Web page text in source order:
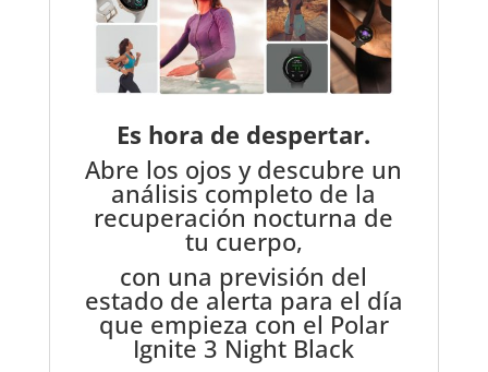
Es hora de despertar.
Abre los ojos y descubre un
análisis completo de la
recuperación nocturna de
tu cuerpo,
con una previsión del
estado de alerta para el día
que empieza con el Polar
Ignite 3 Night Black